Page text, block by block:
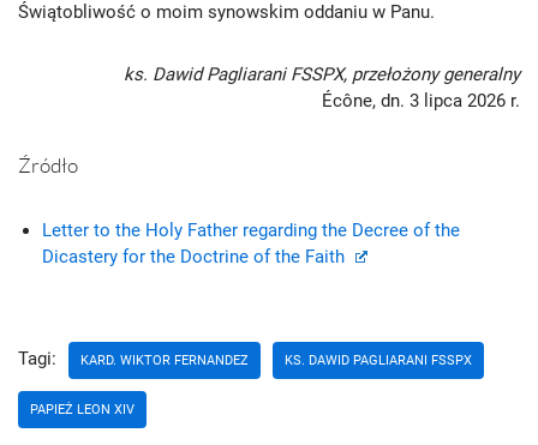
Świątobliwość o moim synowskim oddaniu w Panu.
ks. Dawid Pagliarani FSSPX, przełożony generalny
Écône, dn. 3 lipca 2026 r.
Źródło
Letter to the Holy Father regarding the Decree of the
Dicastery for the Doctrine of the Faith
Tagi: KARD. WIKTOR FERNANDEZ KS. DAWID PAGLIARANI FSSPX
PAPIEŻ LEON XIV